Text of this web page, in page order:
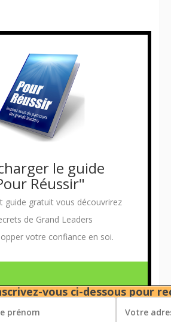
le guide
Réussir"
guide gratuit vous découvrirez
de Grand Leaders
votre confiance en soi.
vous ci-dessous pour